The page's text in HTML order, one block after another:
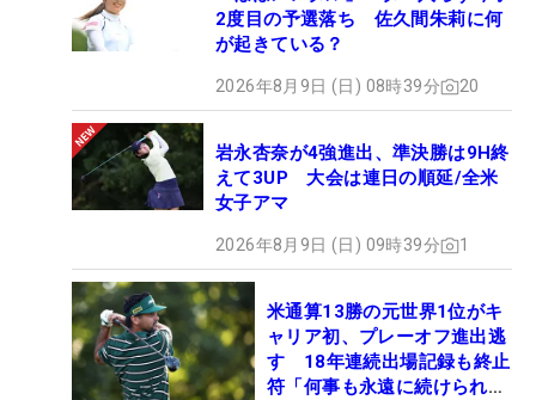
2度目の予選落ち 佐久間朱莉に何
が起きている？
2026年8月9日 (日) 08時39分 20
岩永杏奈が4強進出、準決勝は9H終
えて3UP 大会は連日の順延/全米
女子アマ
2026年8月9日 (日) 09時39分 1
米通算13勝の元世界1位がキ
ャリア初、プレーオフ進出逃
す 18年連続出場記録も終止
符「何事も永遠に続けられな